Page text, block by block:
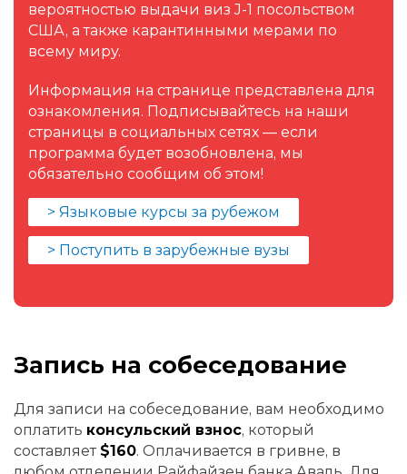
вероятностью выдачи виз J-1 посольством
США, а также карантинными мерами по
всему миру.
Информация на странице представлена для
ознакомления. Подписывайтесь на наши
страницы в социальных сетях — если
программа будет возобновлена, мы
обязательно сообщим об этом!
> Языковые курсы за рубежом
> Поступить в зарубежные вузы
Запись на собеседование
Для записи на собеседование, вам необходимо
оплатить консульский взнос, который
составляет $160. Оплачивается в гривне, в